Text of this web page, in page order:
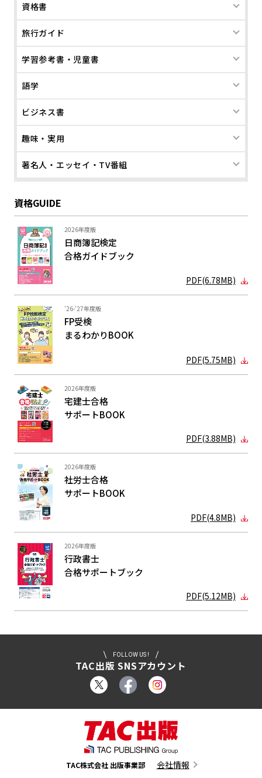
資格書
旅行ガイド
学習参考書・児童書
語学
ビジネス書
趣味・実用
著名人・エッセイ・TV番組
資格GUIDE
2026年度版
日商簿記検定
合格ガイドブック
PDF(6.78MB)
'26-'27年度版
FP受検
まるわかりBOOK
PDF(5.75MB)
2026年度版
宅建士合格
サポートBOOK
PDF(3.88MB)
2026年度版
社労士合格
サポートBOOK
PDF(4.8MB)
2026年度版
行政書士
合格サポートブック
PDF(5.12MB)
FOLLOW US !
TAC出版 SNSアカウント
TAC株式会社 出版事業部 会社情報